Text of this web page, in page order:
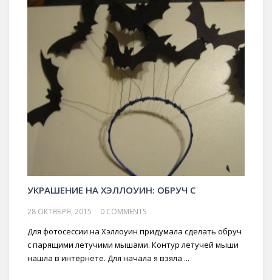
УКРАШЕНИЕ НА ХЭЛЛОУИН: ОБРУЧ С
28 ОКТЯБРЯ, 2015 0 COMMENTS
Для фотосессии на Хэллоуин придумала сделать обруч
с парящими летучими мышами. Контур летучей мыши
нашла в интернете. Для начала я взяла ...